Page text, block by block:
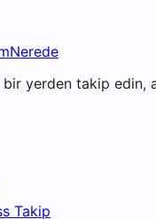
bir yerden takip edin,
Takip